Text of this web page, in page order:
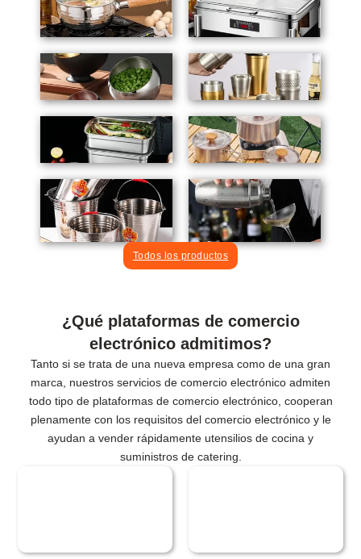
Todos los productos
¿Qué plataformas de comercio
electrónico admitimos?
Tanto si se trata de una nueva empresa como de una gran
marca, nuestros servicios de comercio electrónico admiten
todo tipo de plataformas de comercio electrónico, cooperan
plenamente con los requisitos del comercio electrónico y le
ayudan a vender rápidamente utensilios de cocina y
suministros de catering.